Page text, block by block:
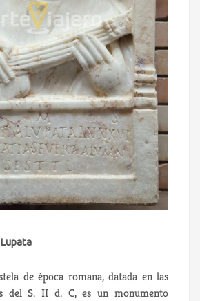
de época romana, datada en las
del S. II d. C, es un monumento